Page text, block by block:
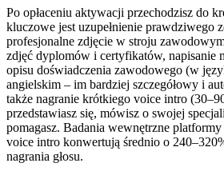
Po opłaceniu aktywacji przechodzisz do
kluczowe jest uzupełnienie prawdziwego
profesjonalne zdjęcie w stroju
zdjęć dyplomów i certyfikatów, napisanie
opisu doświadczenia zawodowego (w
angielskim – im bardziej szczegółowy i
także nagranie krótkiego voice intro
przedstawiasz się, mówisz o swojej
pomagasz. Badania wewnętrzne
voice intro konwertują średnio o
nagrania głosu.